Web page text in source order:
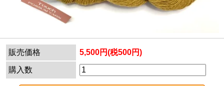
販売価格 5,500円(税500円)
購入数